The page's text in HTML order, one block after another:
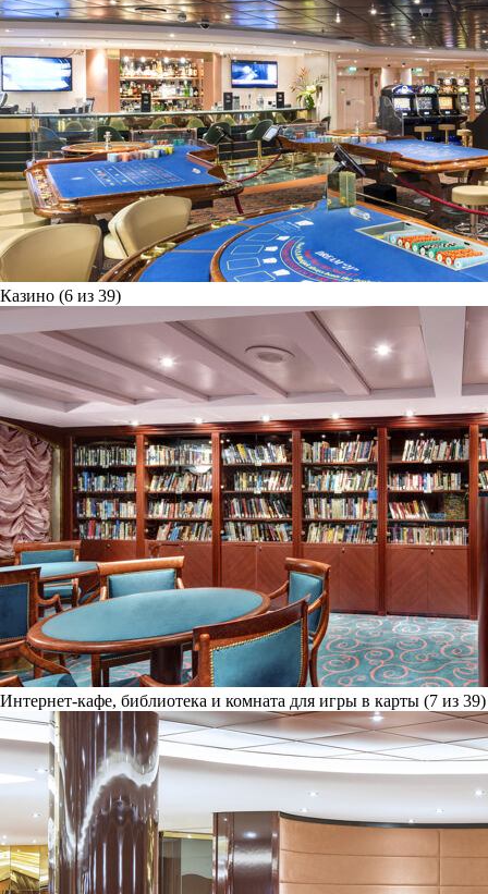
Казино (6 из 39)
Интернет-кафе, библиотека и комната для игры в карты (7 из 39)